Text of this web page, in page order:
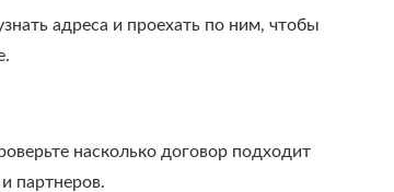
адреса и проехать по ним, чтобы
насколько договор подходит
партнеров.